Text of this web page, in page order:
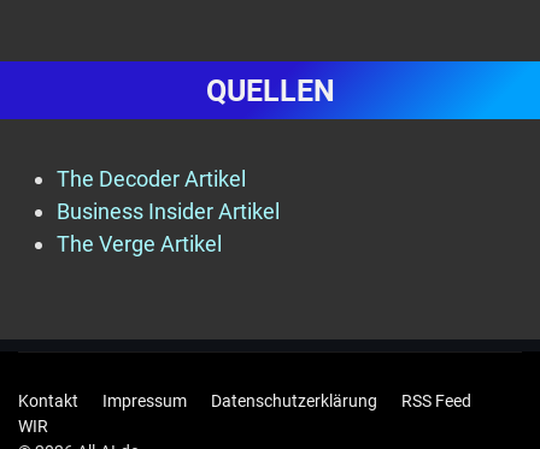
QUELLEN
The Decoder Artikel
Business Insider Artikel
The Verge Artikel
Kontakt Impressum Datenschutzerklärung
RSS Feed
WIR